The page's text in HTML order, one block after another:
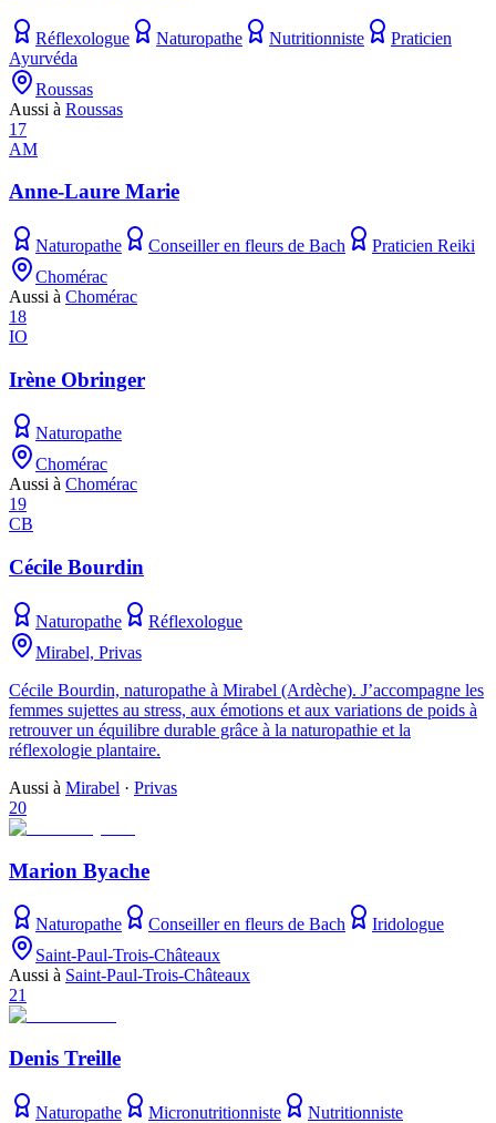
Réflexologue Naturopathe Nutritionniste
Praticien
Ayurvéda
Roussas
Aussi à Roussas
17
AM
Anne-Laure Marie
Naturopathe Conseiller en fleurs de Bach
Praticien Reiki
Chomérac
Aussi à Chomérac
18
IO
Irène Obringer
Naturopathe
Chomérac
Aussi à Chomérac
19
CB
Cécile Bourdin
Naturopathe
Réflexologue
Mirabel, Privas
Cécile Bourdin, naturopathe à Mirabel (Ardèche). J’accompagne les
femmes sujettes au stress, aux émotions et aux variations de poids à
retrouver un équilibre durable grâce à la naturopathie et la
réflexologie plantaire.
Aussi à Mirabel · Privas
20
Marion Byache
Naturopathe Conseiller en fleurs de Bach
Iridologue
Saint-Paul-Trois-Châteaux
Aussi à Saint-Paul-Trois-Châteaux
21
Denis Treille
Naturopathe Micronutritionniste
Nutritionniste